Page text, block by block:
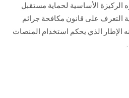
الركيزة الأساسية لحماية مستقبل
التعرف على قانون مكافحة جرائم
الإطار الذي يحكم استخدام المنصات